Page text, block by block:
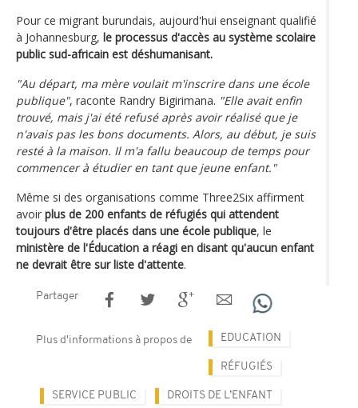
Pour ce migrant burundais, aujourd'hui enseignant qualifié
à Johannesburg, le processus d'accès au système scolaire
public sud-africain est déshumanisant.
"Au départ, ma mère voulait m'inscrire dans une école
publique", raconte Randry Bigirimana. "Elle avait enfin
trouvé, mais j'ai été refusé après avoir réalisé que je
n'avais pas les bons documents. Alors, au début, je suis
resté à la maison. Il m'a fallu beaucoup de temps pour
commencer à étudier en tant que jeune enfant."
Même si des organisations comme Three2Six affirment
avoir plus de 200 enfants de réfugiés qui attendent
toujours d'être placés dans une école publique, le
ministère de l'Éducation a réagi en disant qu'aucun enfant
ne devrait être sur liste d'attente.
Partager
Plus d'informations à propos de EDUCATION
RÉFUGIÉS
SERVICE PUBLIC DROITS DE L’ENFANT